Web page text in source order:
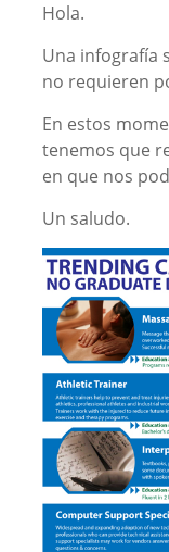
Hola.
Una infografía
no requieren
En estos
tenemos que
en que nos
Un saludo.